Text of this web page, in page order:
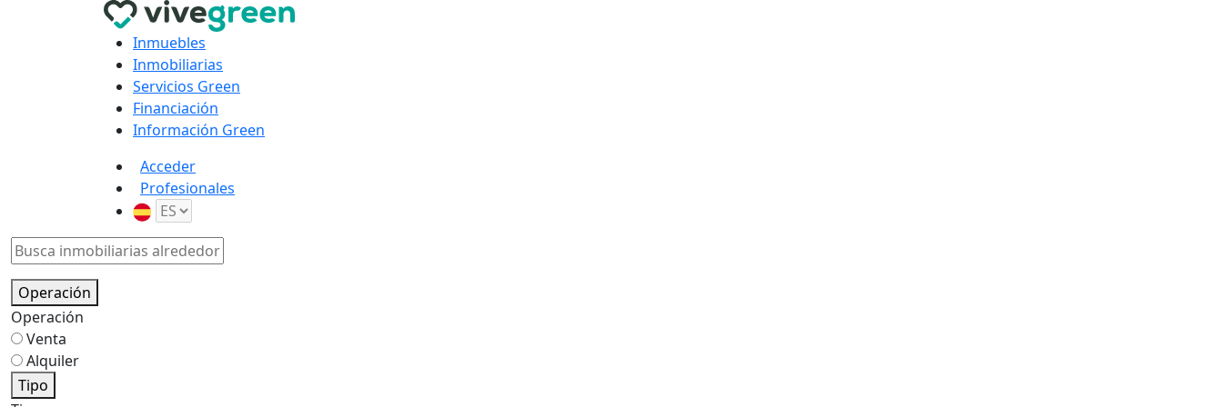
Inmuebles
Inmobiliarias
Servicios Green
Financiación
Información Green
Acceder
Profesionales
Operación
Operación
Venta
Alquiler
Tipo